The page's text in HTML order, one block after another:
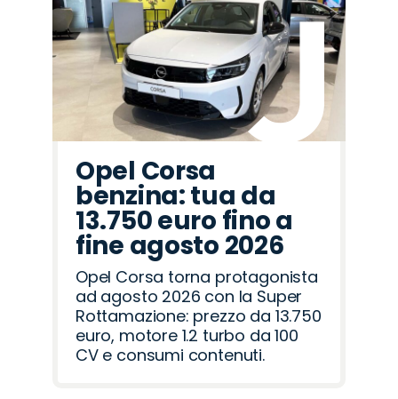
Opel Corsa
benzina: tua da
13.750 euro fino a
fine agosto 2026
Opel Corsa torna protagonista
ad agosto 2026 con la Super
Rottamazione: prezzo da 13.750
euro, motore 1.2 turbo da 100
CV e consumi contenuti.